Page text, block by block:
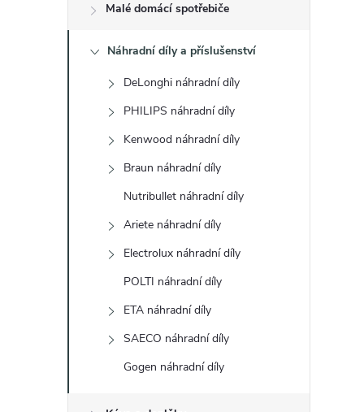
s
n
Malé domácí spotřebiče
Náhradní díly a příslušenství
DeLonghi náhradní díly
PHILIPS náhradní díly
Kenwood náhradní díly
Braun náhradní díly
Nutribullet náhradní díly
Ariete náhradní díly
Electrolux náhradní díly
POLTI náhradní díly
ETA náhradní díly
SAECO náhradní díly
Gogen náhradní díly